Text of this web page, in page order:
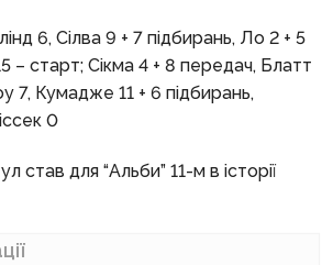
6, Сілва 9 + 7 підбирань, Ло 2 + 5
– старт; Сікма 4 + 8 передач, Блатт
7, Кумадже 11 + 6 підбирань,
0
став для “Альби” 11-м в історії